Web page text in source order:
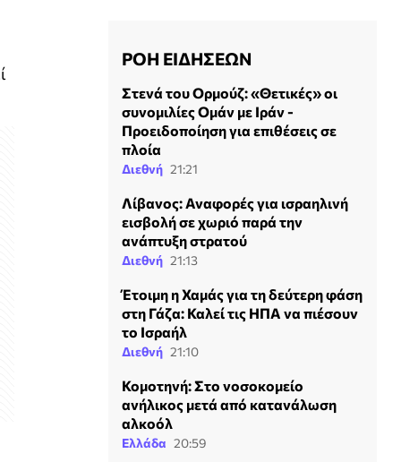
ΡΟΗ ΕΙΔΗΣΕΩΝ
Στενά του Ορμούζ: «Θετικές» οι
συνομιλίες Ομάν με Ιράν -
Προειδοποίηση για επιθέσεις σε
πλοία
Διεθνή 21:21
Λίβανος: Αναφορές για ισραηλινή
εισβολή σε χωριό παρά την
ανάπτυξη στρατού
Διεθνή 21:13
Έτοιμη η Χαμάς για τη δεύτερη φάση
στη Γάζα: Καλεί τις ΗΠΑ να πιέσουν
το Ισραήλ
Διεθνή 21:10
Κομοτηνή: Στο νοσοκομείο
ανήλικος μετά από κατανάλωση
αλκοόλ
Ελλάδα 20:59